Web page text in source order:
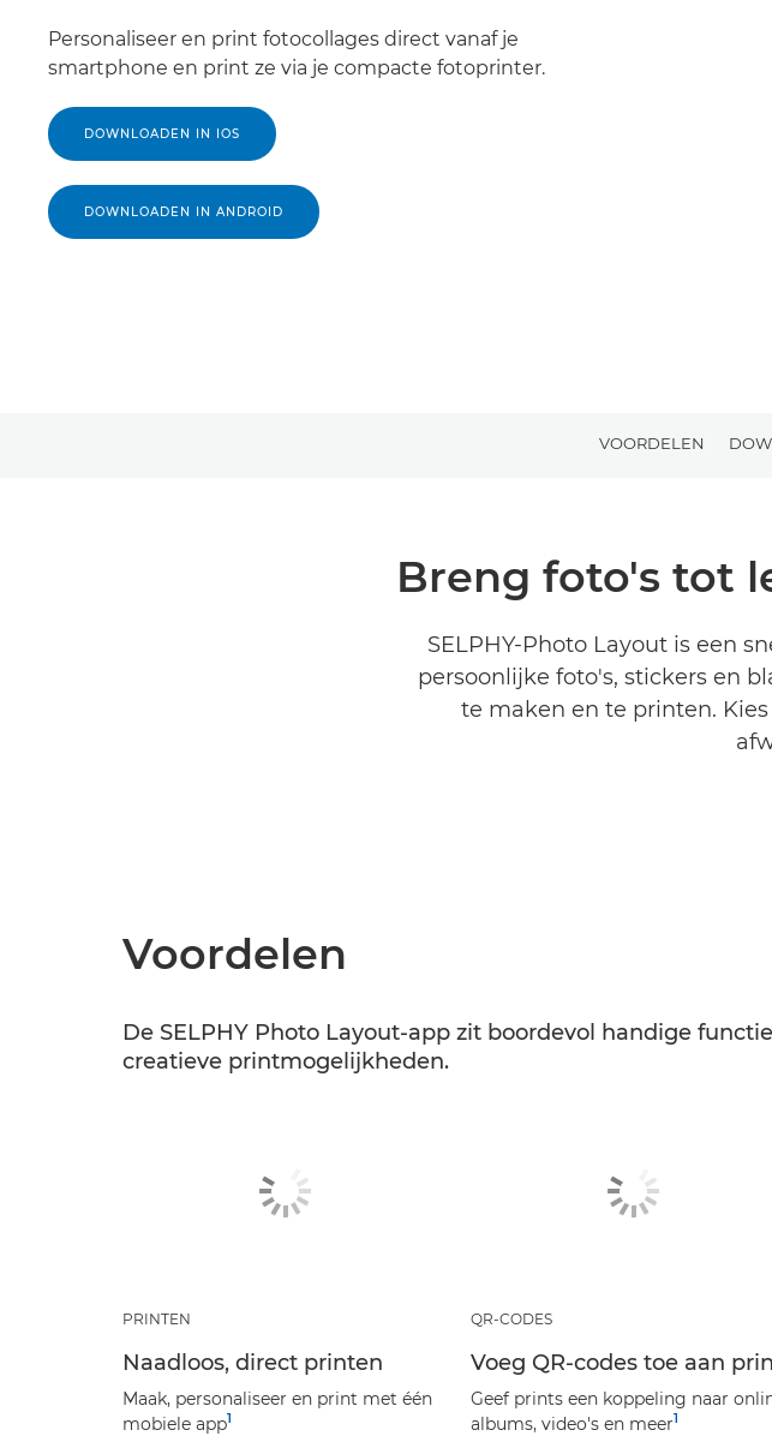
Personaliseer en print fotocollages direct vanaf je
smartphone en print ze via je compacte fotoprinter.
DOWNLOADEN IN IOS
DOWNLOADEN IN ANDROID
VOORDELEN
Breng foto's tot
SELPHY-Photo Layout is een
persoonlijke foto's, stickers en
te maken en te printen.
Voordelen
De SELPHY Photo Layout-app zit boordevol handige
creatieve printmogelijkheden.
PRINTEN
Naadloos, direct printen
Maak, personaliseer en print met één
mobiele app1
QR-CODES
Voeg QR-codes toe aan
Geef prints een koppeling naar
albums, video's en meer1